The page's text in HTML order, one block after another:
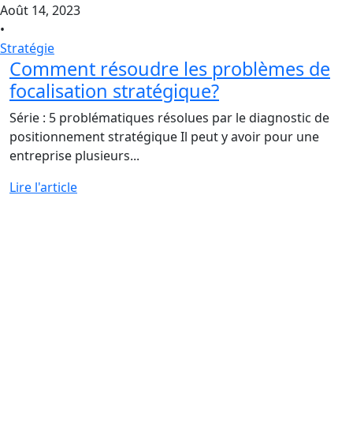
Août 14, 2023
•
Stratégie
Comment résoudre les problèmes de
focalisation stratégique?
Série : 5 problématiques résolues par le diagnostic de
positionnement stratégique Il peut y avoir pour une
entreprise plusieurs...
Lire l'article